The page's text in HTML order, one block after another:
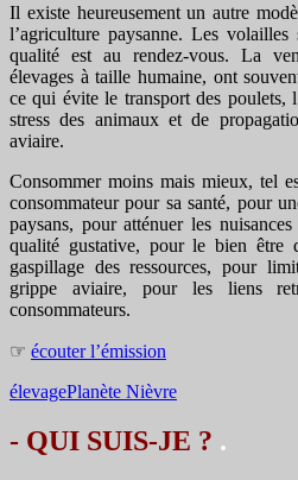
Il existe heureusement un autre
l’agriculture paysanne. Les
qualité est au rendez-vous. La
élevages à taille humaine, ont
ce qui évite le transport des poulets,
stress des animaux et de
aviaire.
Consommer moins mais mieux, tel
consommateur pour sa santé, pour
paysans, pour atténuer les
qualité gustative, pour le bien être
gaspillage des ressources, pour
grippe aviaire, pour les liens
consommateurs.
☞ écouter l’émission
élevagePlanète Nièvre
- QUI SUIS-JE ? .